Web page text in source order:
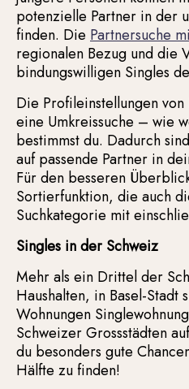
potenzielle Partner in der
finden. Die Partnersuche
regionalen Bezug und die
bindungswilligen Singles
Die Profileinstellungen
eine Umkreissuche – wie
bestimmst du. Dadurch
auf passende Partner in
Für den besseren
Sortierfunktion, die auch
Suchkategorie mit
Singles in der Schweiz
Mehr als ein Drittel der
Haushalten, in Basel-
Wohnungen
Schweizer Grossstädten
du besonders gute
Hälfte zu finden!